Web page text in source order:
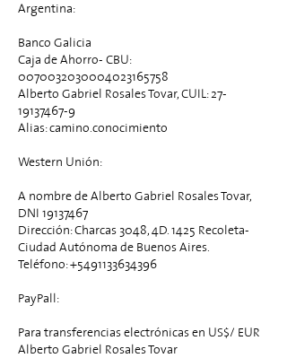
Argentina:
Banco Galicia
Caja de Ahorro- CBU:
0070032030004023165758
Alberto Gabriel Rosales Tovar, CUIL: 27-
19137467-9
Alias: camino.conocimiento
Western Unión:
A nombre de Alberto Gabriel Rosales Tovar,
DNI 19137467
Dirección: Charcas 3048, 4D. 1425 Recoleta-
Ciudad Autónoma de Buenos Aires.
Teléfono: +5491133634396
PayPall:
Para transferencias electrónicas en US$/ EUR
Alberto Gabriel Rosales Tovar